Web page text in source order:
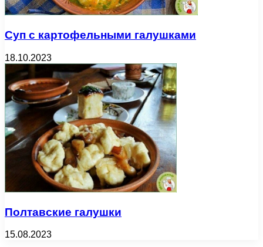
Суп с картофельными галушками
18.10.2023
Полтавские галушки
15.08.2023